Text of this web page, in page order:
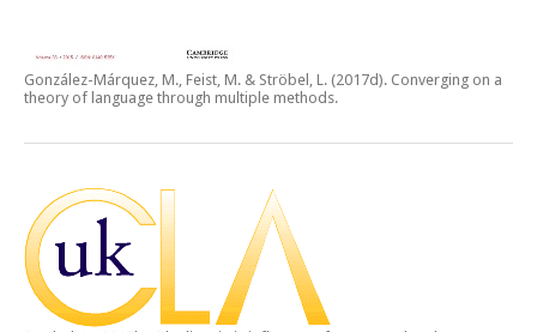
González-Márquez, M., Feist, M. & Ströbel, L. (2017d). Converging on a
theory of language through multiple methods.